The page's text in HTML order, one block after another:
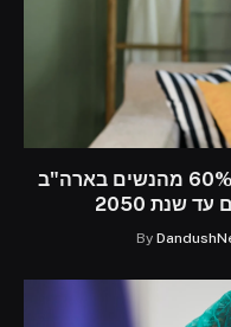
איגוד הלב האמריקאי מזהיר ש-60% מהנשים בארה"ב
שנת 2050
By